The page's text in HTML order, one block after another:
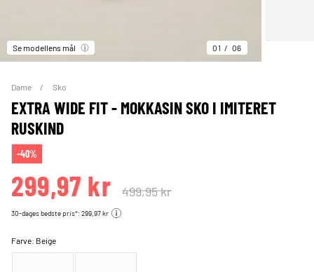
Se modellens mål 01 06
Dame Sko
EXTRA WIDE FIT - MOKKASIN SKO I IMITERET
RUSKIND
-40%
299,97 kr 499,95 kr
30-dages bedste pris*: 299,97 kr
Farve: Beige